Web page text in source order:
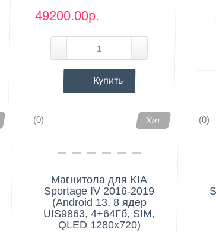
49200.00р.
Купить
(0) Хит
Магнитола для KIA
Sportage IV 2016-2019
(Android 13, 8 ядер
UIS9863, 4+64Гб, SIM,
QLED 1280x720)
(0)